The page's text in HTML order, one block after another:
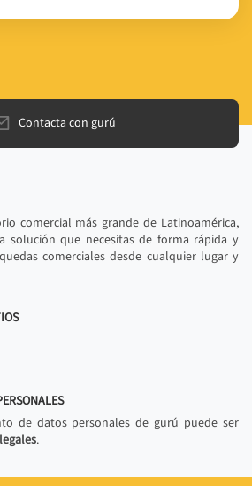
Contacta con gurú
comercial más grande de Latinoamérica,
solución que necesitas de forma rápida y
comerciales desde cualquier lugar y
de datos personales de gurú puede ser
.